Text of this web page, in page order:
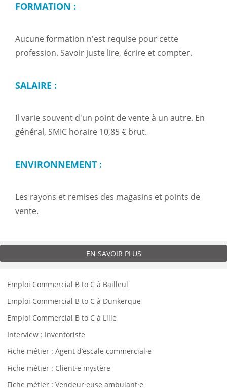
FORMATION :
Aucune formation n'est requise pour cette
profession. Savoir juste lire, écrire et compter.
SALAIRE :
Il varie souvent d'un point de vente à un autre. En
général, SMIC horaire 10,85 € brut.
ENVIRONNEMENT :
Les rayons et remises des magasins et points de
vente.
EN SAVOIR PLUS
Emploi Commercial B to C à Bailleul
Emploi Commercial B to C à Dunkerque
Emploi Commercial B to C à Lille
Interview : Inventoriste
Fiche métier : Agent d’escale commercial·e
Fiche métier : Client·e mystère
Fiche métier : Vendeur·euse ambulant·e